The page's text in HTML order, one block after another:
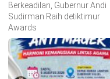
Berkeadilan, Gubernur Andi
Sudirman Raih detiktimur
Awards